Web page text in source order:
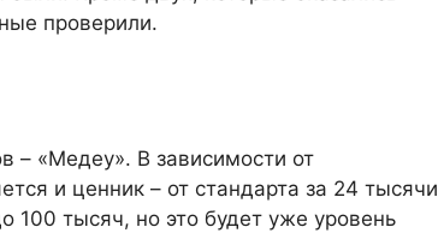
прове­рили.
– «Ме­деу». В зависимости от
и цен­ник – от стандарта за 24 тысячи
100 тысяч, но это будет уже уровень